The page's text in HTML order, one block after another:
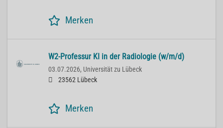
Merken
W2-Professur KI in der Radiologie (w/m/d)
03.07.2026, Universität zu Lübeck
23562 Lübeck
Merken